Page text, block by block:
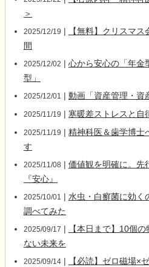
＞
2025/12/19 |
【無料】クリスマ
間
2025/12/02 | 心から安心の「年金
型」
2025/12/01 | 動画「資産管理・資
2025/11/19 | 寒暖差ストレスと自
2025/11/19 | 精神科医＆歯学博士
す
2025/11/08 | 価値観を明確に。先
『安心』
2025/10/01 | 水虫・白癬菌に効く
調べてみた
2025/09/17 |
【本日まで】10個
ない未来を
2025/09/14|
【必読】ゼロ磁場×